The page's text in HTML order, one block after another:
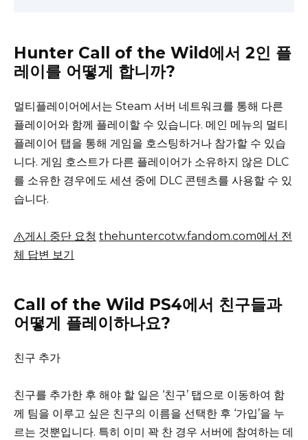
Hunter Call of the Wild에서 2인 플
레이를 어떻게 합니까?
멀티플레이어에서는 Steam 서버 네트워크를 통해 다른
플레이어와 함께 플레이할 수 있습니다. 메인 메뉴의 멀티
플레이어 탭을 통해 게임을 호스팅하거나 참가할 수 있습
니다. 게임 호스트가 다른 플레이어가 소유하지 않은 DLC
를 소유한 경우에도 세션 중에 DLC 콘텐츠를 사용할 수 있
습니다.
게시 중단 요청 thehuntercotw.fandom.com에서 전
체 답변 보기
Call of the Wild PS4에서 친구들과
어떻게 플레이하나요?
친구 추가
친구를 추가한 후 해야 할 일은 ‘친구’ 탭으로 이동하여 함
께 팀을 이루고 싶은 친구의 이름을 선택한 후 ‘가입’을 누
르는 것뿐입니다. 특히 이미 꽉 찬 경우 서버에 참여하는 데